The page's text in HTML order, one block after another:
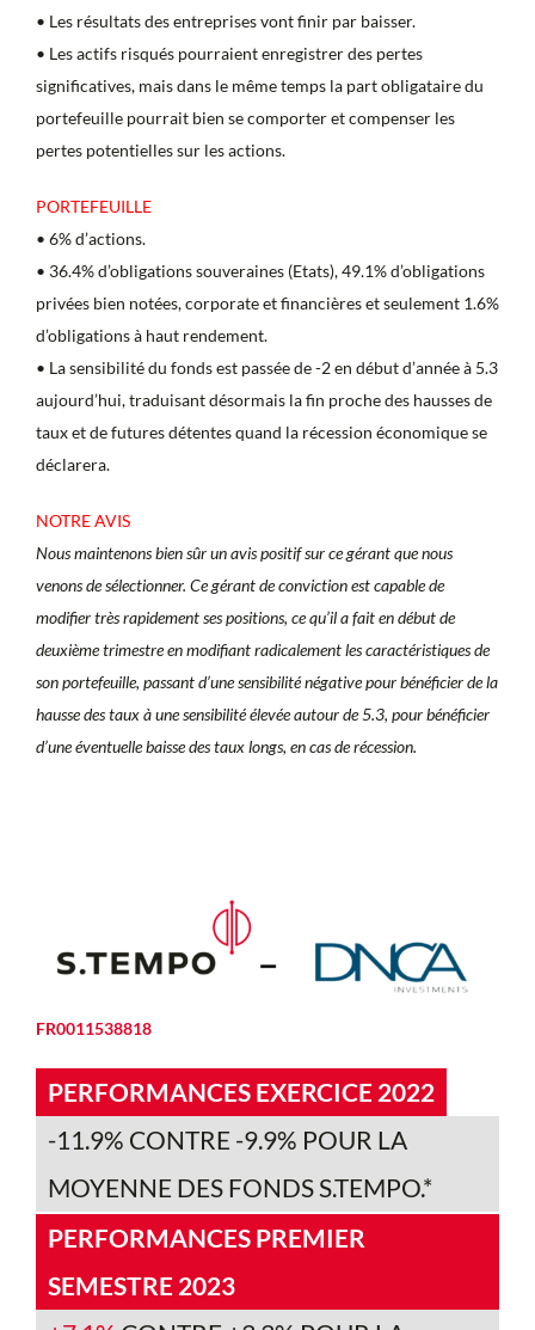
• Les résultats des entreprises vont finir par baisser.
• Les actifs risqués pourraient enregistrer des pertes
significatives, mais dans le même temps la part obligataire du
portefeuille pourrait bien se comporter et compenser les
pertes potentielles sur les actions.
PORTEFEUILLE
• 6% d’actions.
• 36.4% d’obligations souveraines (Etats), 49.1% d’obligations
privées bien notées, corporate et financières et seulement 1.6%
d’obligations à haut rendement.
• La sensibilité du fonds est passée de -2 en début d’année à 5.3
aujourd’hui, traduisant désormais la fin proche des hausses de
taux et de futures détentes quand la récession économique se
déclarera.
NOTRE AVIS
Nous maintenons bien sûr un avis positif sur ce gérant que nous
venons de sélectionner. Ce gérant de conviction est capable de
modifier très rapidement ses positions, ce qu’il a fait en début de
deuxième trimestre en modifiant radicalement les caractéristiques de
son portefeuille, passant d’une sensibilité négative pour bénéficier de la
hausse des taux à une sensibilité élevée autour de 5.3, pour bénéficier
d’une éventuelle baisse des taux longs, en cas de récession.
FR0011538818
PERFORMANCES EXERCICE 2022
-11.9% CONTRE -9.9% POUR LA
MOYENNE DES FONDS S.TEMPO.*
PERFORMANCES PREMIER
SEMESTRE 2023